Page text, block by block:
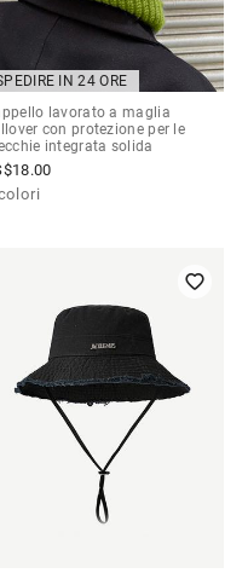
IN 24 ORE
lavorato a maglia
con protezione per le
integrata solida
18.00